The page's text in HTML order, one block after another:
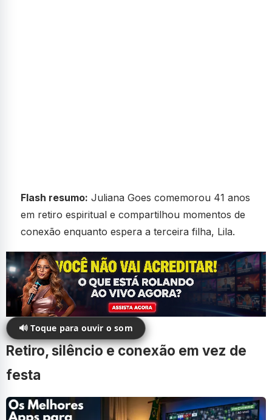
Flash resumo: Juliana Goes comemorou 41 anos
em retiro espiritual e compartilhou momentos de
conexão enquanto espera a terceira filha, Lila.
🔊 Toque para ouvir o som
Retiro, silêncio e conexão em vez de
festa